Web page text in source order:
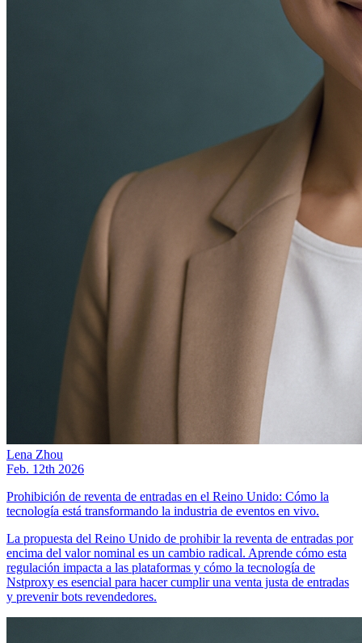
Lena Zhou
Feb. 12th 2026
Prohibición de reventa de entradas en el Reino Unido: Cómo la
tecnología está transformando la industria de eventos en vivo.
La propuesta del Reino Unido de prohibir la reventa de entradas por
encima del valor nominal es un cambio radical. Aprende cómo esta
regulación impacta a las plataformas y cómo la tecnología de
Nstproxy es esencial para hacer cumplir una venta justa de entradas
y prevenir bots revendedores.